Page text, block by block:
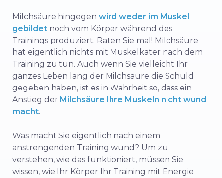
Milchsäure hingegen wird weder im Muskel
gebildet noch vom Körper während des
Trainings produziert. Raten Sie mal! Milchsäure
hat eigentlich nichts mit Muskelkater nach dem
Training zu tun. Auch wenn Sie vielleicht Ihr
ganzes Leben lang der Milchsäure die Schuld
gegeben haben, ist es in Wahrheit so, dass ein
Anstieg der Milchsäure Ihre Muskeln nicht wund
macht.
Was macht Sie eigentlich nach einem
anstrengenden Training wund? Um zu
verstehen, wie das funktioniert, müssen Sie
wissen, wie Ihr Körper Ihr Training mit Energie